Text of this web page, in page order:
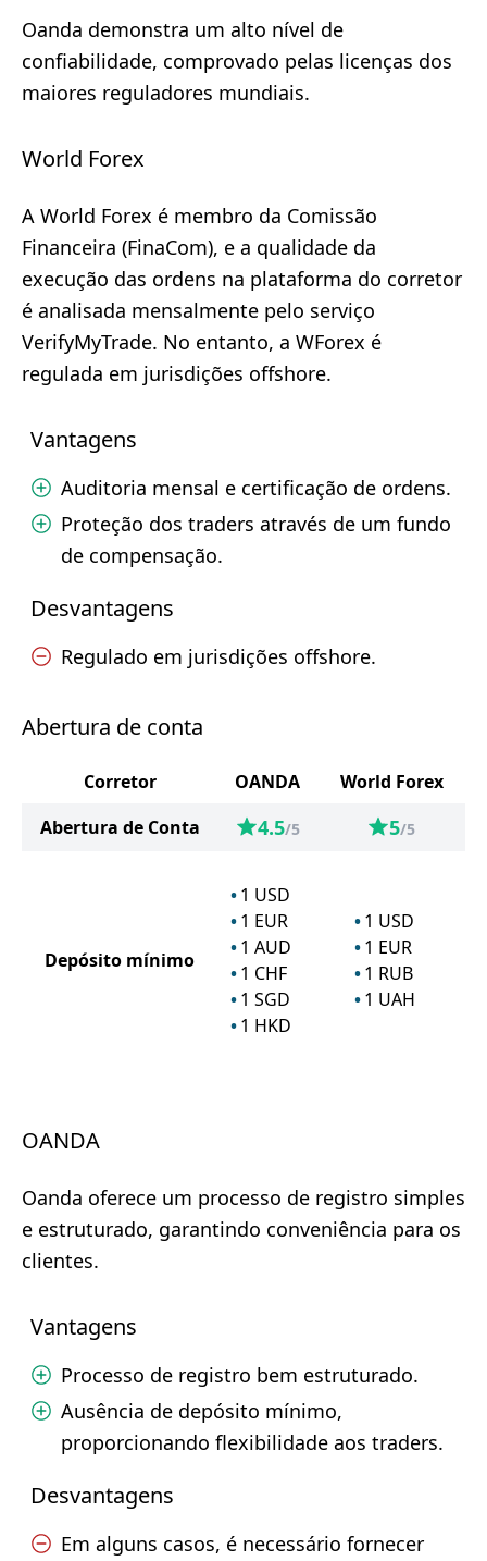
Oanda demonstra um alto nível de
confiabilidade, comprovado pelas licenças dos
maiores reguladores mundiais.
World Forex
A World Forex é membro da Comissão
Financeira (FinaCom), e a qualidade da
execução das ordens na plataforma do corretor
é analisada mensalmente pelo serviço
VerifyMyTrade. No entanto, a WForex é
regulada em jurisdições offshore.
Vantagens
Auditoria mensal e certificação de ordens.
Proteção dos traders através de um fundo
de compensação.
Desvantagens
Regulado em jurisdições offshore.
Abertura de conta
Corretor OANDA
World Forex
Abertura de Conta
4.5/5 5/5
Depósito mínimo
1 USD
1 EUR
1 AUD
1 CHF
1 SGD
1 HKD
1 USD
1 EUR
1 RUB
1 UAH
OANDA
Oanda oferece um processo de registro simples
e estruturado, garantindo conveniência para os
clientes.
Vantagens
Processo de registro bem estruturado.
Ausência de depósito mínimo,
proporcionando flexibilidade aos traders.
Desvantagens
Em alguns casos, é necessário fornecer